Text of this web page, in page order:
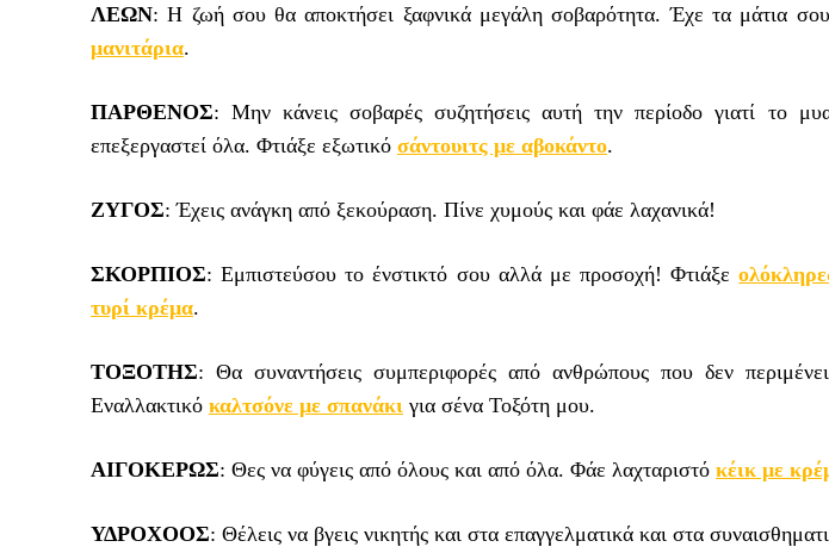
ΛΕΩΝ: Η ζωή σου θα αποκτήσει ξαφνικά μεγάλη σοβαρότητα. Έχε τα μάτια
μανιτάρια.
ΠΑΡΘΕΝΟΣ: Μην κάνεις σοβαρές συζητήσεις αυτή την περίοδο γιατί το
επεξεργαστεί όλα. Φτιάξε εξωτικό σάντουιτς με αβοκάντο.
ΖΥΓΟΣ: Έχεις ανάγκη από ξεκούραση. Πίνε χυμούς και φάε λαχανικά!
ΣΚΟΡΠΙΟΣ: Εμπιστεύσου το ένστικτό σου αλλά με προσοχή! Φτιάξε
τυρί κρέμα.
ΤΟΞΟΤΗΣ: Θα συναντήσεις συμπεριφορές από ανθρώπους που δεν
Εναλλακτικό καλτσόνε με σπανάκι για σένα Τοξότη μου.
ΑΙΓΟΚΕΡΩΣ: Θες να φύγεις από όλους και από όλα. Φάε λαχταριστό κέικ με
ΥΔΡΟΧΟΟΣ: Θέλεις να βγεις νικητής και στα επαγγελματικά και στα